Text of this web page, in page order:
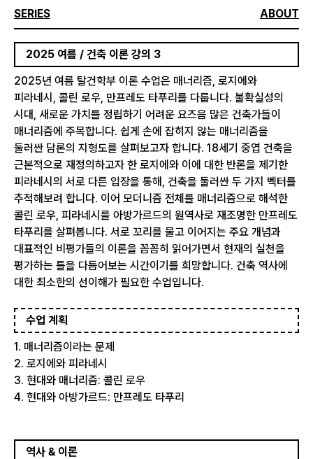
SERIES ABOUT
2025 여름 / 건축 이론 강의 3
2025년 여름 탈건학부 이론 수업은 매너리즘, 로지에와
피라네시, 콜린 로우, 만프레도 타푸리를 다룹니다. 불확실성의
시대, 새로운 가치를 정립하기 어려운 요즈음 많은 건축가들이
매너리즘에 주목합니다. 쉽게 손에 잡히지 않는 매너리즘을
둘러싼 담론의 지형도를 살펴보고자 합니다. 18세기 중엽 건축을
근본적으로 재정의하고자 한 로지에와 이에 대한 반론을 제기한
피라네시의 서로 다른 입장을 통해, 건축을 둘러싼 두 가지 벡터를
추적해보려 합니다. 이어 모더니즘 전체를 매너리즘으로 해석한
콜린 로우, 피라네시를 아방가르드의 원역사로 재조명한 만프레도
타푸리를 살펴봅니다. 서로 꼬리를 물고 이어지는 주요 개념과
대표적인 비평가들의 이론을 꼼꼼히 읽어가면서 현재의 실천을
평가하는 틀을 다듬어보는 시간이기를 희망합니다. 건축 역사에
대한 최소한의 선이해가 필요한 수업입니다.
수업 계획
1. 매너리즘이라는 문제
2. 로지에와 피라네시
3. 현대와 매너리즘: 콜린 로우
4. 현대와 아방가르드: 만프레도 타푸리
역사 & 이론